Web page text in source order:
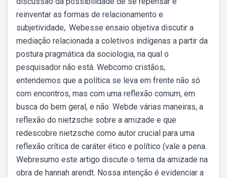
reinventar as formas de relacionamento e
subjetividade,. Webesse ensaio objetiva discutir a
mediação relacionada a coletivos indígenas a partir da
postura pragmática da sociologia, na qual o
pesquisador não está. Webcomo cristãos,
entendemos que a política se leva em frente não só
com encontros, mas com uma reflexão comum, em
busca do bem geral, e não. Webde várias maneiras, a
reflexão do nietzsche sobre a amizade e que
redescobre nietzsche como autor crucial para uma
reflexão crítica de caráter ético e político (vale a pena.
Webresumo este artigo discute o tema da amizade na
obra de hannah arendt. Nossa intenção é evidenciar a